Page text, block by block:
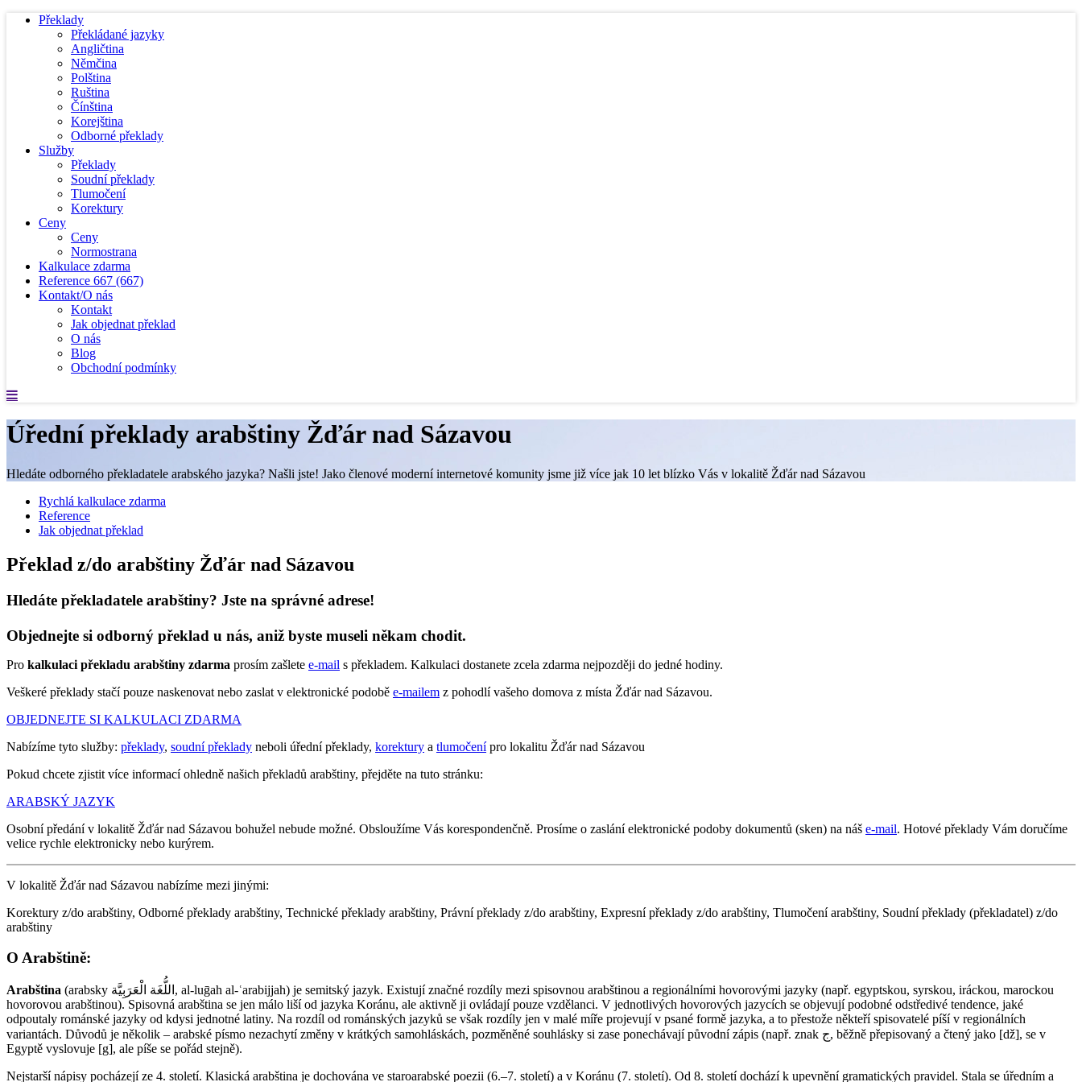
Překlady
Překládané jazyky
Angličtina
Němčina
Polština
Ruština
Čínština
Korejština
Odborné překlady
Služby
Překlady
Soudní překlady
Tlumočení
Korektury
Ceny
Ceny
Normostrana
Kalkulace zdarma
Reference 667 (667)
Kontakt/O nás
Kontakt
Jak objednat překlad
O nás
Blog
Obchodní podmínky
Úřední překlady arabštiny Žďár nad Sázavou
Hledáte odborného překladatele arabského jazyka? Našli jste! Jako členové moderní internetové komunity jsme již více jak 10 let blízko Vás v lokalitě Žďár nad Sázavou
Rychlá kalkulace zdarma
Reference
Jak objednat překlad
Překlad z/do arabštiny Žďár nad Sázavou
Hledáte překladatele arabštiny? Jste na správné adrese!
Objednejte si odborný překlad u nás, aniž byste museli někam chodit.
Pro kalkulaci překladu arabštiny zdarma prosím zašlete e-mail s překladem. Kalkulaci dostanete zcela zdarma nejpozději do jedné hodiny.
Veškeré překlady stačí pouze naskenovat nebo zaslat v elektronické podobě e-mailem z pohodlí vašeho domova z místa Žďár nad Sázavou.
OBJEDNEJTE SI KALKULACI ZDARMA
Nabízíme tyto služby: překlady, soudní překlady neboli úřední překlady, korektury a tlumočenípro lokalitu Žďár nad Sázavou
Pokud chcete zjistit více informací ohledně našich překladů arabštiny, přejděte na tuto stránku:
ARABSKÝ JAZYK
Osobní předání v lokalitě Žďár nad Sázavou bohužel nebude možné. Obsloužíme Vás korespondenčně. Prosíme o zaslání elektronické podoby dokumentů (sken) na náš e-mail. Hotové překlady Vám doručíme
velice rychle elektronicky nebo kurýrem.
V lokalitě Žďár nad Sázavou nabízíme mezi jinými:
Korektury z/do arabštiny, Odborné překlady arabštiny, Technické překlady arabštiny, Právní překlady z/do arabštiny, Expresní překlady z/do arabštiny, Tlumočení arabštiny, Soudní překlady (překladatel) z/do
arabštiny
O Arabštině:
Arabština (arabsky اللُّغَة الْعَرَبِيَّة‎‎, al-luḡah al-ʿarabijjah) je semitský jazyk. Existují značné rozdíly mezi spisovnou arabštinou a regionálními hovorovými jazyky (např. egyptskou, syrskou, iráckou, marockou
hovorovou arabštinou). Spisovná arabština se jen málo liší od jazyka Koránu, ale aktivně ji ovládají pouze vzdělanci. V jednotlivých hovorových jazycích se objevují podobné odstředivé tendence, jaké
odpoutaly románské jazyky od kdysi jednotné latiny. Na rozdíl od románských jazyků se však rozdíly jen v malé míře projevují v psané formě jazyka, a to přestože někteří spisovatelé píší v regionálních
variantách. Důvodů je několik – arabské písmo nezachytí změny v krátkých samohláskách, pozměněné souhlásky si zase ponechávají původní zápis (např. znak ج, běžně přepisovaný a čtený jako [dž], se v
Egyptě vyslovuje [g], ale píše se pořád stejně).
Nejstarší nápisy pocházejí ze 4. století. Klasická arabština je dochována ve staroarabské poezii (6.–7. století) a v Koránu (7. století). Od 8. století dochází k upevnění gramatických pravidel. Stala se úředním a